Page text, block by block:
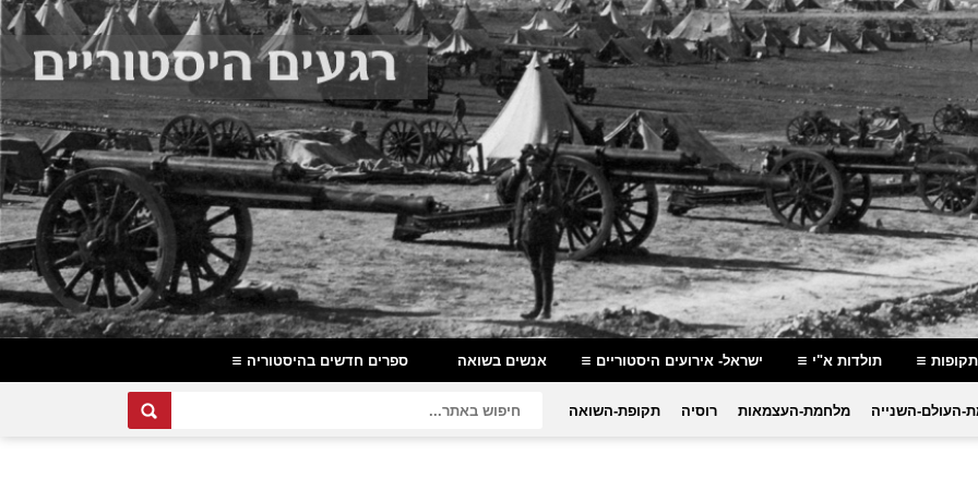
תקופות תולדות א"י ישראל- אירועים היסטוריים אנשים בשואה ספרים חדשים בהיסטוריה
העולם-השנייה מלחמת-העצמאות רוסיה תקופת-השואה